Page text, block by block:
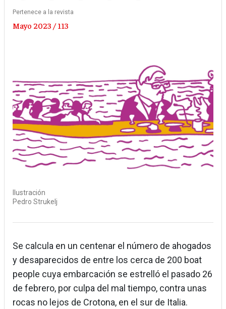
Pertenece a la revista
Mayo 2023 / 113
Ilustración
Pedro Strukelj
Se calcula en un centenar el número de ahogados
y desaparecidos de entre los cerca de 200 boat
people cuya embarcación se estrelló el pasado 26
de febrero, por culpa del mal tiempo, contra unas
rocas no lejos de Crotona, en el sur de Italia.